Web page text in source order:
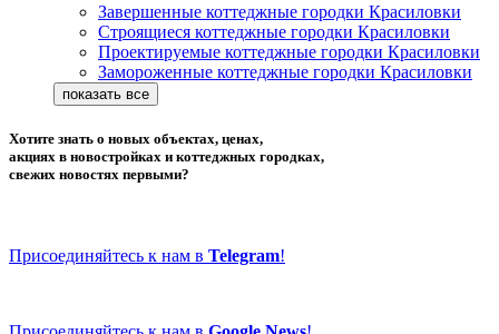
Завершенные коттеджные городки Красиловки
Строящиеся коттеджные городки Красиловки
Проектируемые коттеджные городки Красиловки
Замороженные коттеджные городки Красиловки
Хотите знать о новых объектах, ценах,
акциях в новостройках и коттеджных городках,
свежих новостях первыми?
Присоединяйтесь к нам в Telegram!